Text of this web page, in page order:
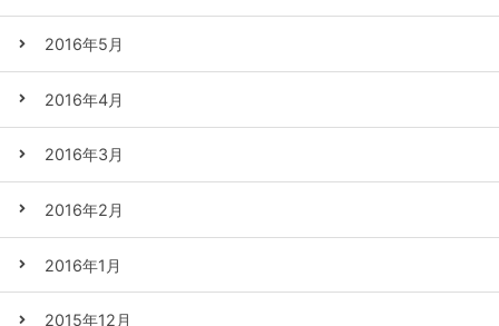
2016年5月
2016年4月
2016年3月
2016年2月
2016年1月
2015年12月